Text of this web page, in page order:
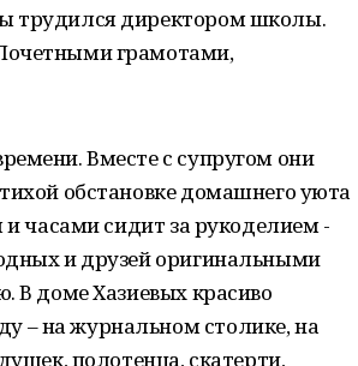
трудился директором школы.
грамотами,
Вместе с супругом они
обстановке домашнего уюта
часами сидит за рукоделием -
и друзей оригинальными
В доме Хазиевых красиво
– на журнальном столике, на
полотенца, скатерти,